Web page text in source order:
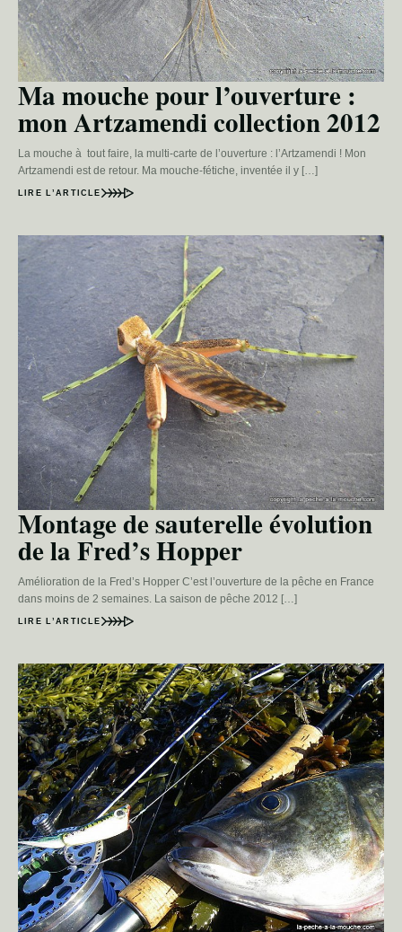
Ma mouche pour l’ouverture :
mon Artzamendi collection 2012
La mouche à tout faire, la multi-carte de l’ouverture : l’Artzamendi ! Mon
Artzamendi est de retour. Ma mouche-fétiche, inventée il y […]
LIRE L’ARTICLE
Montage de sauterelle évolution
de la Fred’s Hopper
Amélioration de la Fred’s Hopper C’est l’ouverture de la pêche en France
dans moins de 2 semaines. La saison de pêche 2012 […]
LIRE L’ARTICLE